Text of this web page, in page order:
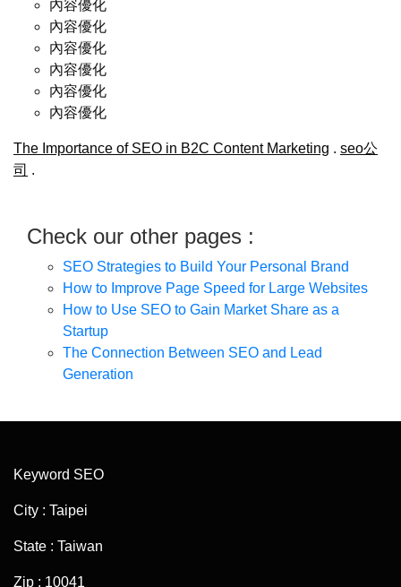
內容優化
內容優化
內容優化
內容優化
內容優化
內容優化
The Importance of SEO in B2C Content Marketing . seo公
司 .
Check our other pages :
SEO Strategies to Build Your Personal Brand
How to Improve Page Speed for Large Websites
How to Use SEO to Gain Market Share as a
Startup
The Connection Between SEO and Lead
Generation
Keyword SEO
City : Taipei
State : Taiwan
Zip : 10041